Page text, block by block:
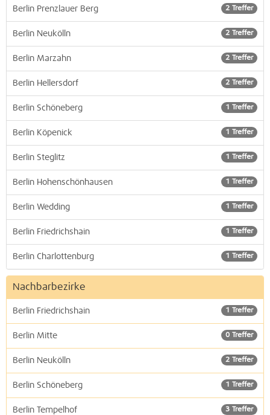
2 Treffer
Berlin Prenzlauer Berg
2 Treffer
Berlin Neukölln
2 Treffer
Berlin Marzahn
2 Treffer
Berlin Hellersdorf
1 Treffer
Berlin Schöneberg
1 Treffer
Berlin Köpenick
1 Treffer
Berlin Steglitz
1 Treffer
Berlin Hohenschönhausen
1 Treffer
Berlin Wedding
1 Treffer
Berlin Friedrichshain
1 Treffer
Berlin Charlottenburg
Nachbarbezirke
1 Treffer
Berlin Friedrichshain
0 Treffer
Berlin Mitte
2 Treffer
Berlin Neukölln
1 Treffer
Berlin Schöneberg
3 Treffer
Berlin Tempelhof